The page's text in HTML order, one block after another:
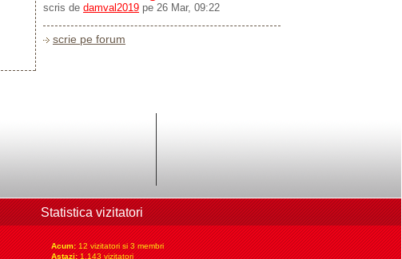
scris de damval2019 pe 26 Mar, 09:22
scrie pe forum
Statistica vizitatori
Acum:12 vizitatori si 3 membri
Astazi:1.143 vizitatori